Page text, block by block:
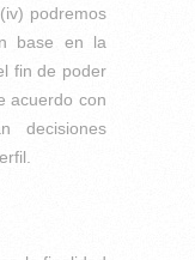
podremos
base en la
fin de poder
acuerdo con
decisiones